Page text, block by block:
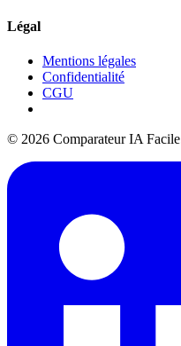
Légal
Mentions légales
Confidentialité
CGU
© 2026 Comparateur IA